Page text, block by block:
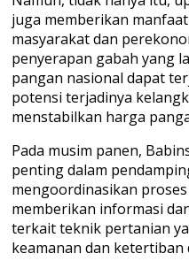
juga memberikan
masyarakat dan
penyerapan gabah yang
pangan nasional dapat
potensi terjadinya
menstabilkan harga
Pada musim panen,
penting dalam
mengoordinasikan
memberikan informasi
terkait teknik pertanian
keamanan dan ketertiban